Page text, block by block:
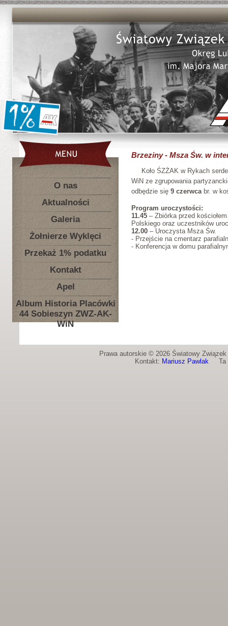
O nas
Aktualności
Galeria
Żołnierze Wyklęci
Przekaż 1% podatku
Kontakt
Apel
Album Historia Placówki
44 Sobieszyn ZWZ-AK-
WiN
Brzeziny - Msza Św. w
Koło ŚZŻAK w Rykach
WiN ze zgrupowania
odbędzie się 9 czerwcabr. w
Program uroczystości:
11.45 – Zbiórka przed
Polskiego oraz uczestników
12.00 – Uroczysta Msza Św.
- Przejście na cmentarz
- Konferencja w domu
Prawa autorskie © 2026 Światowy
Kontakt: Mariusz PawlakTa